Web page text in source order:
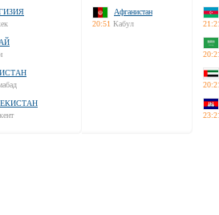
Афганистан
20:51 Кабул